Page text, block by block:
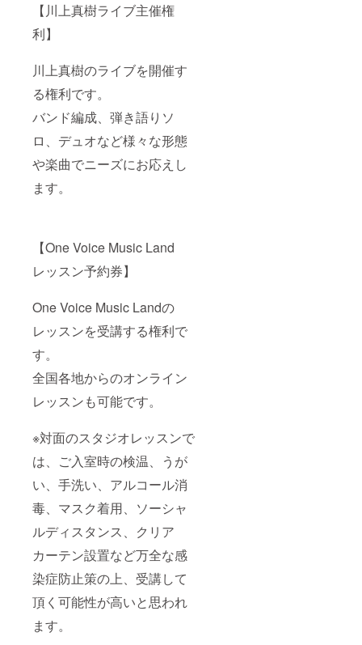
【川上真樹ライブ主催権
利】
川上真樹のライブを開催す
る権利です。
バンド編成、弾き語りソ
ロ、デュオなど様々な形態
や楽曲でニーズにお応えし
ます。
【One Voice Music Land
レッスン予約券】
One Voice Music Landの
レッスンを受講する権利で
す。
全国各地からのオンライン
レッスンも可能です。
※対面のスタジオレッスンで
は、ご入室時の検温、うが
い、手洗い、アルコール消
毒、マスク着用、ソーシャ
ルディスタンス、クリア
カーテン設置など万全な感
染症防止策の上、受講して
頂く可能性が高いと思われ
ます。